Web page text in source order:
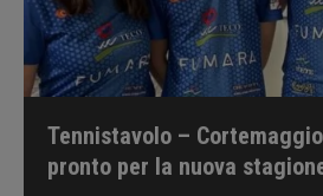
Tennistavolo –
pronto per la nuova